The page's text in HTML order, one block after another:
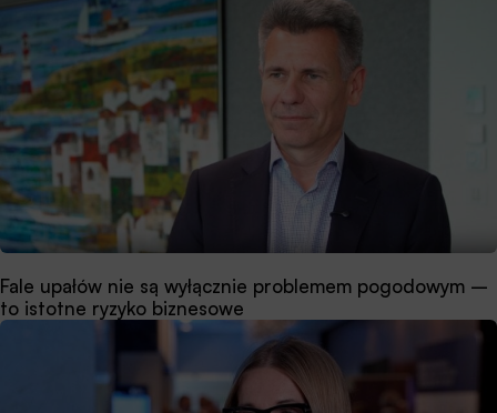
Fale upałów nie są wyłącznie problemem pogodowym –
to istotne ryzyko biznesowe